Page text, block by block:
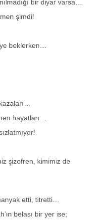
bir diyar varsa…
şimdi!
beklerken…
hayatları…
şizofren, kimimiz de
etti, titretti…
belası bir yer ise;